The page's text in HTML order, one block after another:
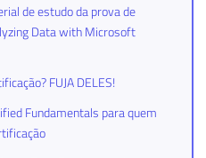
de estudo da prova de
Data with Microsoft
FUJA DELES!
Fundamentals para quem